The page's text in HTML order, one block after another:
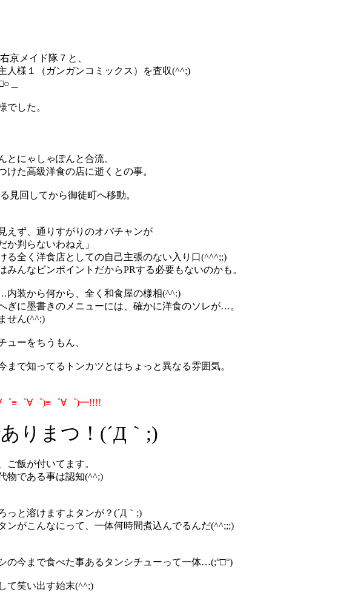
京メイド隊７と、
人様１（ガンガンコミックス）を査収(^^;)
＿
でした。
とにゃしゃぽんと合流。
けた高級洋食の店に逝くとの事。
見回してから御徒町へ移動。
えず、通りすがりのオバチャンが
か判らないわねえ」
る全く洋食店としての自己主張のない入り口(^^^;;)
みんなピンポイントだからPRする必要もないのかも。
内装から何から、全く和食屋の様相(^^:)
ぎに墨書きのメニューには、確かに洋食のソレが…。
せん(^^;)
ューをちうもん、
まで知ってるトンカツとはちょっと異なる雰囲気。
≡゜∀゜)≡゜∀゜)━!!!!
りまつ！(´Д｀;)
ご飯が付いてます。
物である事は認知(^^;)
っと溶けますよタンが？(´Д｀;)
ンがこんなにって、一体何時間煮込んでるんだ(^^;;;)
の今まで食べた事あるタンシチューって一体…(;°□°)
て笑い出す始末(^^;)